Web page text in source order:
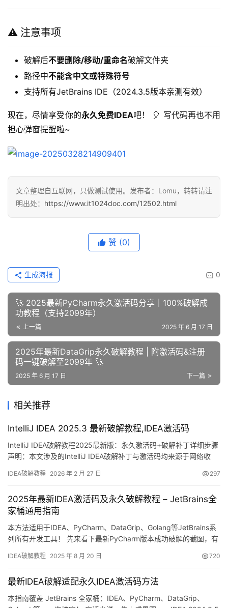
⚠️ 注意事项
破解后不要删除/移动/重命名破解文件夹
路径中不能含中文或特殊符号
支持所有JetBrains IDE（2024.3.5版本亲测有效）
现在，尽情享受你的永久免费IDEA吧！ 🎈 写代码再也不用
担心弹窗提醒啦~
文章整理自互联网，只做测试使用。发布者：Lomu，转转请注
明出处： https://www.it1024doc.com/12502.html
赞 (0)
0
生成海报
🚀 2025最新PyCharm永久激活码分享｜100%破解成
功教程（支持2099年）
上一篇 2025 年 6 月 17 日
2025年最新DataGrip永久破解教程 | 附激活码&注册
码一键破解至2099年 🚀
下一篇
2025 年 6 月 17 日
相关推荐
IntelliJ IDEA 2025.3 最新破解教程,IDEA激活码
IntelliJ IDEA破解教程2025最新版：永久激活码+破解补丁详细步骤
声明：本文涉及的IntelliJ IDEA破解补丁与激活码均来源于网络收
议通过官方渠道购买正版授权。如内容侵犯权益，请联系作者删
能深受开发…
IDEA破解教程 2026 年 2 月 27 日 297
2025年最新IDEA激活码及永久破解教程 – JetBrains全
家桶通用指南
本方法适用于IDEA、PyCharm、DataGrip、Golang等JetBrains系
列所有开发工具！ 先来看下最新PyCharm版本成功破解的截图，有
文步骤，手把手教你如何将PyCharm激活至2099年。这个方法不仅
Windows/Mac/…
IDEA破解教程 2025 年 8 月 20 日 720
最新IDEA破解适配永久IDEA激活码方法
本指南覆盖 JetBrains 全家桶：IDEA、PyCharm、DataGrip、